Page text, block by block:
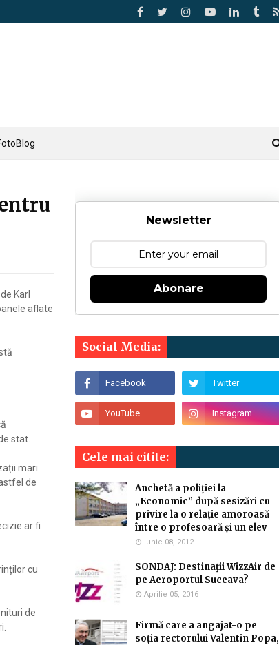
Karl
aflate
stat.
mari.
de
ar fi
cu
de
Newsletter
Abonare
Social Media:
Cele mai citite:
Anchetă a poliției la
„Economic” după sesizări cu
privire la o relație amoroasă
între o profesoară și un elev
Iunie 08, 2012
SONDAJ: Destinaţii WizzAir de
pe Aeroportul Suceava?
Aprilie 05, 2016
Firmă care a angajat-o pe
soția rectorului Valentin Popa,